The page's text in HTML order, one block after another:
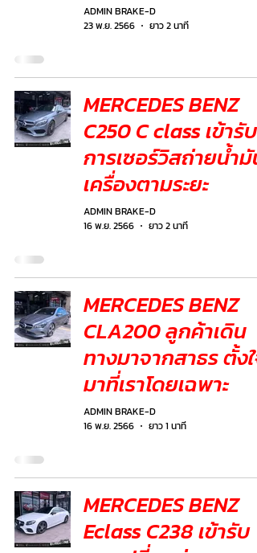
ADMIN BRAKE-D
23 พ.ย. 2566
ยาว 2 นาที
MERCEDES BENZ
C250 C class เข้ารับ
การเซอร์วิสถ่ายน้ำมัน
เครื่องตามระยะ
ADMIN BRAKE-D
16 พ.ย. 2566
ยาว 2 นาที
MERCEDES BENZ
CLA200 ลูกค้าเดิน
ทางมาจากสาธร ตั้งใจ
มาที่เราโดยเฉพาะ
ADMIN BRAKE-D
16 พ.ย. 2566
ยาว 1 นาที
MERCEDES BENZ
Eclass C238 เข้ารับ